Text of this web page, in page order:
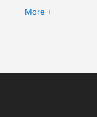
More +